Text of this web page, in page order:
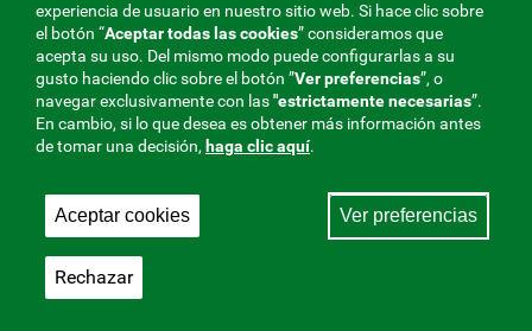
MENÚ
REDES
SOCIALES
V20
Aviso legal|Privacidad
Mutua Colaboradora con la Seguridad Social, 275.
experiencia de usuario en nuestro sitio web. Si hace clic sobre
el botón “Aceptar todas las cookies” consideramos que
acepta su uso. Del mismo modo puede configurarlas a su
gusto haciendo clic sobre el botón ”Ver preferencias”, o
navegar exclusivamente con las"estrictamentenecesarias”.
En cambio, si lo que desea es obtener más información antes
de tomar una decisión, haga clic aquí.
Aceptar cookies Ver preferencias
Rechazar